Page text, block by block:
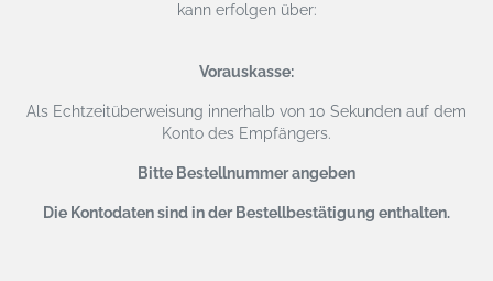
kann erfolgen über:
Vorauskasse:
Als Echtzeitüberweisung innerhalb von 10 Sekunden auf dem
Konto des Empfängers.
Bitte Bestellnummer angeben
Die Kontodaten sind in der Bestellbestätigung enthalten.